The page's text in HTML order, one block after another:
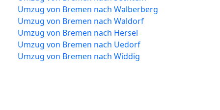
Umzug von Bremen nach Walberberg
Umzug von Bremen nach Waldorf
Umzug von Bremen nach Hersel
Umzug von Bremen nach Uedorf
Umzug von Bremen nach Widdig